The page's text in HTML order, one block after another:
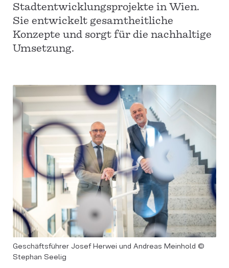
Stadtentwicklungsprojekte in Wien.
Sie entwickelt gesamtheitliche
Konzepte und sorgt für die nachhaltige
Umsetzung.
Geschäftsführer Josef Herwei und Andreas Meinhold ©
Stephan Seelig